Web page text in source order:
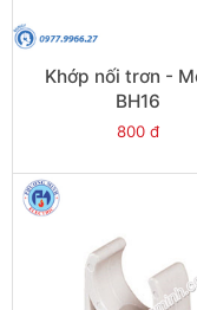
Khớp nối trơn -
BH16
800 đ